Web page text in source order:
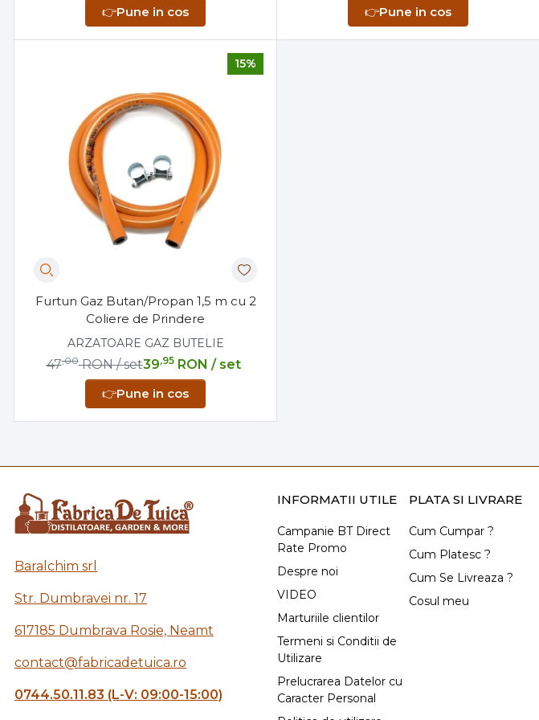
👉Pune in cos
👉Pune in cos
15%
Furtun Gaz Butan/Propan 1,5 m cu 2
Coliere de Prindere
ARZATOARE GAZ BUTELIE
39,95 RON / set
47,00 RON / set
👉Pune in cos
Baralchim srl
Str. Dumbravei nr. 17
617185 Dumbrava Rosie, Neamt
contact@fabricadetuica.ro
0744.50.11.83 (L-V: 09:00-15:00)
INFORMATII UTILE
Campanie BT Direct
Rate Promo
Despre noi
VIDEO
Marturiile clientilor
Termeni si Conditii de
Utilizare
Prelucrarea Datelor cu
Caracter Personal
PLATA SI LIVRARE
Cum Cumpar ?
Cum Platesc ?
Cum Se Livreaza ?
Cosul meu